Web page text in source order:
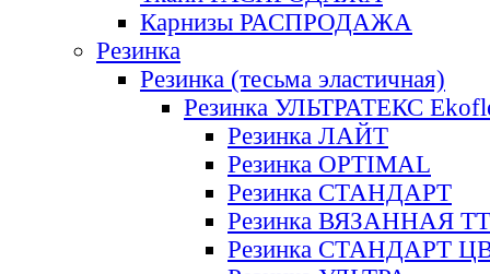
Карнизы РАСПРОДАЖА
Резинка
Резинка (тесьма эластичная)
Резинка УЛЬТРАТЕКС
Резинка ЛАЙТ
Резинка OPTIMAL
Резинка СТАНДАРТ
Резинка ВЯЗАННАЯ ТТ
Резинка СТАНДАРТ